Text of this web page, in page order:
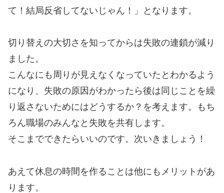
て！結局反省してないじゃん！」となります。
切り替えの大切さを知ってからは失敗の連鎖が減り
ました。
こんなにも周りが見えなくなっていたとわかるよう
になり、失敗の原因がわかったら後は同じことを繰
り返さないためにはどうするか？を考えます。もち
ろん職場のみんなと失敗を共有します。
そこまでできたらいいのです。次いきましょう！
あえて休息の時間を作ることは他にもメリットがあ
ります。